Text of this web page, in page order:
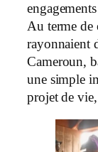
Au terme de
rayonnaient
Cameroun,
une simple
projet de